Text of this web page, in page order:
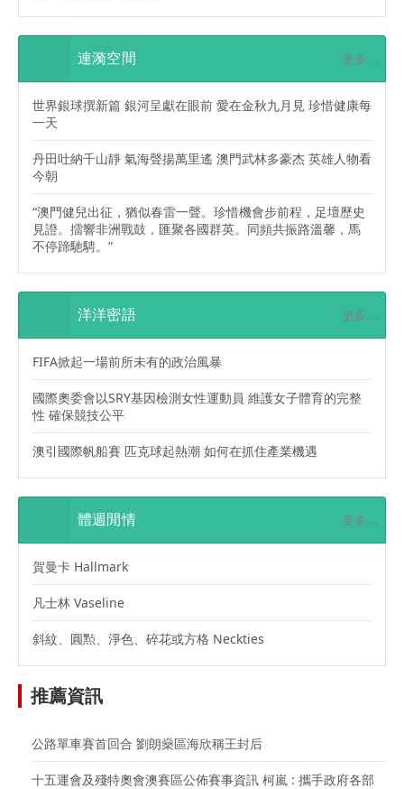
連漪空間 更多...
世界銀球撰新篇 銀河呈獻在眼前 愛在金秋九月見 珍惜健康每
一天
丹田吐納千山靜 氣海聲揚萬里遙 澳門武林多豪杰 英雄人物看
今朝
“澳門健兒出征，猶似春雷一聲。珍惜機會步前程，足壇歷史
見證。擂響非洲戰鼓，匯聚各國群英。同頻共振路溫馨，馬
不停蹄馳騁。”
洋洋密語 更多...
FIFA掀起一場前所未有的政治風暴
國際奧委會以SRY基因檢測女性運動員 維護女子體育的完整
性 確保競技公平
澳引國際帆船賽 匹克球起熱潮 如何在抓住產業機遇
體週閒情 更多...
賀曼卡 Hallmark
凡士林 Vaseline
斜紋、圓㸃、淨色、碎花或方格 Neckties
推薦資訊
公路單車賽首回合 劉朗燊區海欣稱王封后
十五運會及殘特奧會澳賽區公佈賽事資訊 柯嵐 : 攜手政府各部